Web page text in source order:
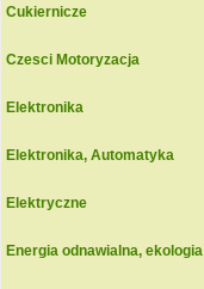
Cukiernicze
Czesci Motoryzacja
Elektronika
Elektronika, Automatyka
Elektryczne
Energia odnawialna, ekologia